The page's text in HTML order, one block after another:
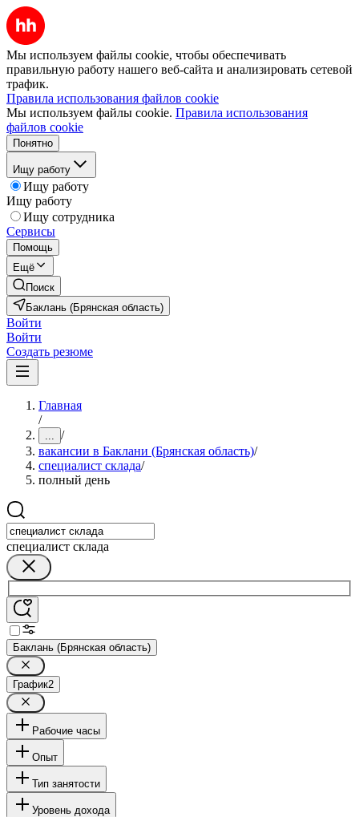
Мы используем файлы cookie, чтобы обеспечивать
правильную работу нашего веб-сайта и анализировать сетевой
трафик.
Правила использования файлов cookie
Мы используем файлы cookie. Правила использования
файлов cookie
Понятно
Ищу работу
Ищу работу
Ищу работу
Ищу сотрудника
Сервисы
Помощь
Ещё
Поиск
Баклань (Брянская область)
Войти
Войти
Создать резюме
Главная
/
... /
вакансии в Баклани (Брянская область)/
специалист склада/
полный день
специалист склада
Баклань (Брянская область)
График2
Рабочие часы
Опыт
Тип занятости
Уровень дохода